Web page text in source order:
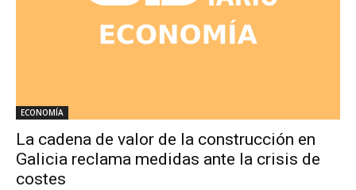
ECONOMÍA
La cadena de valor de la construcción en
Galicia reclama medidas ante la crisis de
costes